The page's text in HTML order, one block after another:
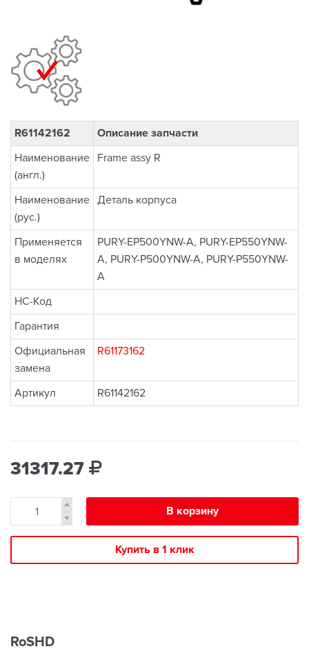
R61142162
Описание запчасти
Наименование
(англ.)
Frame assy R
Наименование
(рус.)
Деталь корпуса
Применяется
в моделях
PURY-EP500YNW-A, PURY-EP550YNW-
A, PURY-P500YNW-A, PURY-P550YNW-
A
НС-Код
Гарантия
Официальная
замена
R61173162
Артикул R61142162
31317.27
В корзину
Купить в 1 клик
RoSHD